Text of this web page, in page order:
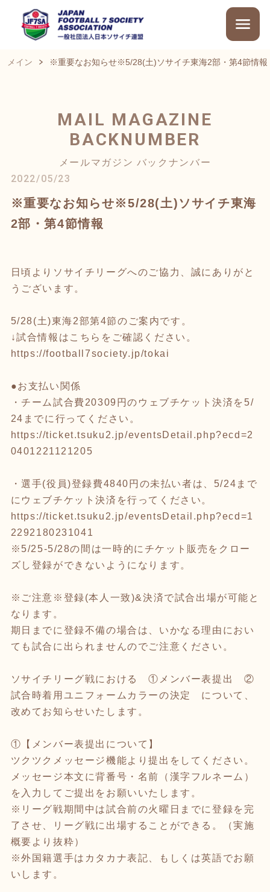
メイン ※重要なお知らせ※5/28(土)ソサイチ東海2部・第4節情報
MAIL MAGAZINE
BACKNUMBER
メールマガジン バックナンバー
2022/05/23
※重要なお知らせ※5/28(土)ソサイチ東海
2部・第4節情報
日頃よりソサイチリーグへのご協力、誠にありがと
うございます。
5/28(土)東海2部第4節のご案内です。
↓試合情報はこちらをご確認ください。
https://football7society.jp/tokai
●お支払い関係
・チーム試合費20309円のウェブチケット決済を5/
24までに行ってください。
https://ticket.tsuku2.jp/eventsDetail.php?ecd=2
0401221121205
・選手(役員)登録費4840円の未払い者は、5/24まで
にウェブチケット決済を行ってください。
https://ticket.tsuku2.jp/eventsDetail.php?ecd=1
2292180231041
※5/25-5/28の間は一時的にチケット販売をクロー
ズし登録ができないようになります。
※ご注意※登録(本人一致)&決済で試合出場が可能と
なります。
期日までに登録不備の場合は、いかなる理由におい
ても試合に出られませんのでご注意ください。
ソサイチリーグ戦における ①メンバー表提出 ②
試合時着用ユニフォームカラーの決定 について、
改めてお知らせいたします。
①【メンバー表提出について】
ツクツクメッセージ機能より提出をしてください。
メッセージ本文に背番号・名前（漢字フルネーム）
を入力してご提出をお願いいたします。
※リーグ戦期間中は試合前の火曜日までに登録を完
了させ、リーグ戦に出場することができる。（実施
概要より抜粋）
※外国籍選手はカタカナ表記、もしくは英語でお願
いします。